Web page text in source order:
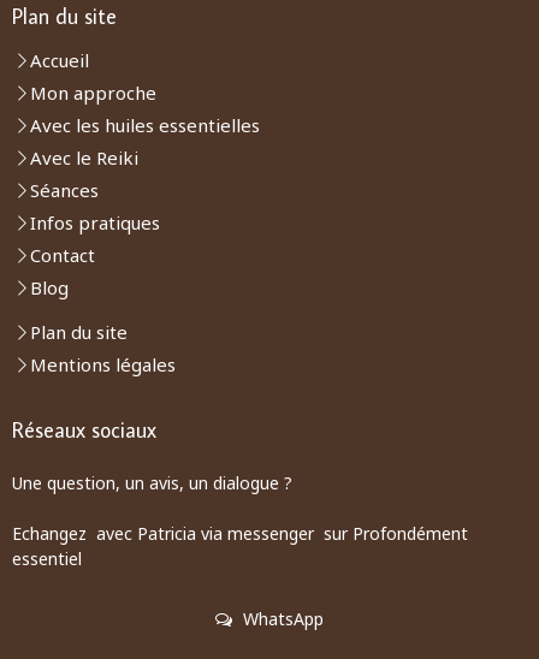
Plan du site
Accueil
Mon approche
Avec les huiles essentielles
Avec le Reiki
Séances
Infos pratiques
Contact
Blog
Plan du site
Mentions légales
Réseaux sociaux
Une question, un avis, un dialogue ?
Echangez avec Patricia via messenger sur Profondément
essentiel
WhatsApp